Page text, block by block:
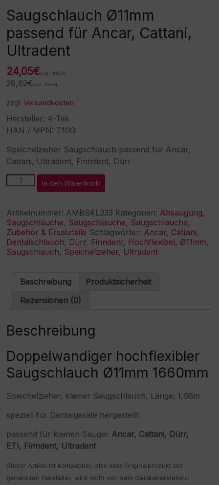
Saugschlauch Ø11mm
passend für Ancar, Cattani,
Ultradent
24,05€zzgl. MwSt.
28,62€ inkl. MwSt.
zzgl.Versandkosten
Hersteller: 4-Tek
HAN / MPN: T10G
Speichelzieher Saugschlauch passend für Ancar,
Cattani, Ultradent, Finndent, Dürr
Saugschlauch
Ø11mm
für
Ancar,
Cattani,
Ultradent
Menge
In den Warenkorb
l
e
r
n
a
t
i
:
Artikelnummer: AMBSKL333 Kategorien: Absaugung,
Saugschläuche, Saugschläuche, Saugschläuche,
Zubehör & Ersatzteile Schlagwörter: Ancar, Cattani,
Dentalschlauch, Dürr, Finndent, Hochflexibel, Ø11mm,
Saugschlauch, Speichelzieher, Ultradent
Beschreibung
Produktsicherheit
Rezensionen (0)
Beschreibung
Doppelwandiger hochflexibler
Saugschlauch Ø11mm 1660mm
Speichelzieher, kleiner Saugschlauch, Länge: 1,66m
speziell für Dentalgeräte hergestellt
passend für kleinen Sauger Ancar, Cattani, Dürr,
ETI, Finndent, Ultradent
Dieser Artikel ist kompatibel, also kein Originalprodukt der
genannten Hersteller, wird nicht von dem Geräteherstellern